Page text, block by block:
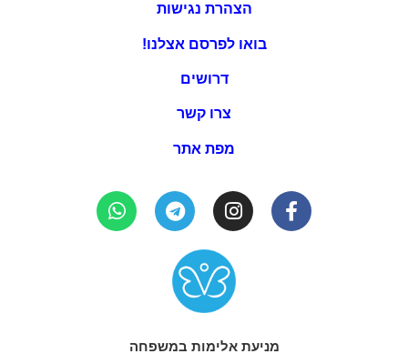
הצהרת נגישות
בואו לפרסם אצלנו!
דרושים
צרו קשר
מפת אתר
מניעת אלימות במשפחה